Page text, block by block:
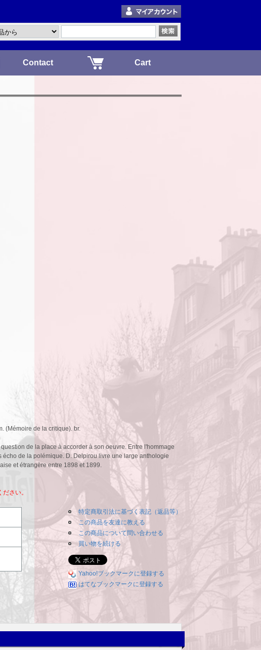
Contact Cart
(Mémoire de la critique). br.
de la place à accorder à son oeuvre. Entre l'hommage
de la polémique. D. Delpirou livre une large anthologie
et étrangère entre 1898 et 1899.
さい。
特定商取引法に基づく表記（返品等）
この商品を友達に教える
この商品について問い合わせる
買い物を続ける
Yahoo!ブックマークに登録する
はてなブックマークに登録する